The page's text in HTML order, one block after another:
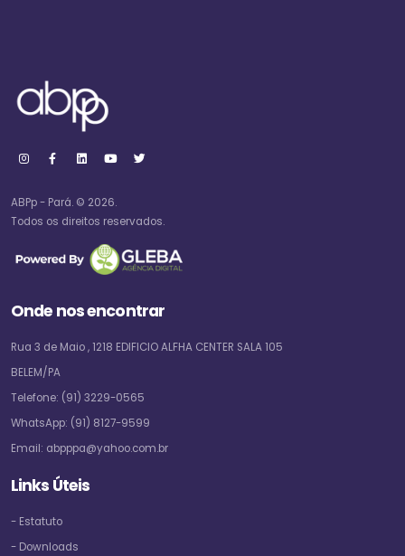
ABPp - Pará. © 2026.
Todos os direitos reservados.
Onde nos encontrar
Rua 3 de Maio , 1218 EDIFICIO ALFHA CENTER SALA 105
BELEM/PA
Telefone: (91) 3229-0565
WhatsApp: (91) 8127-9599
Email: abpppa@yahoo.com.br
Links Úteis
- Estatuto
- Downloads